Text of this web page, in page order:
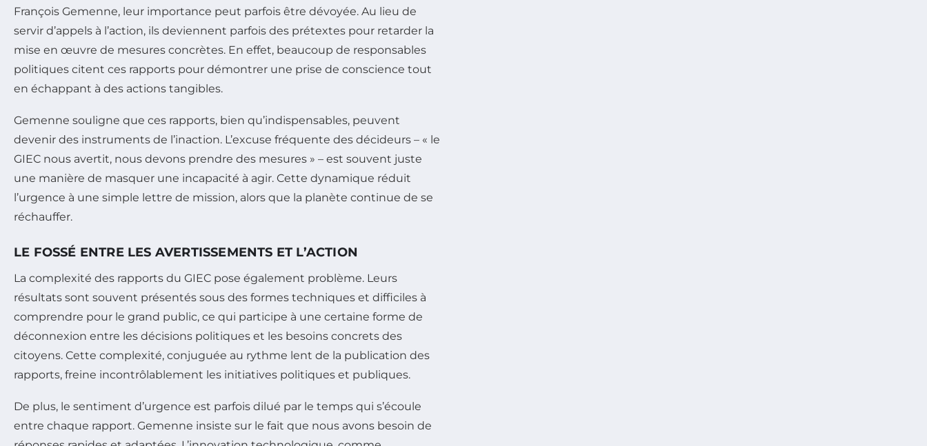
François Gemenne, leur importance peut parfois être dévoyée. Au lieu de
servir d’appels à l’action, ils deviennent parfois des prétextes pour retarder la
mise en œuvre de mesures concrètes. En effet, beaucoup de responsables
politiques citent ces rapports pour démontrer une prise de conscience tout
en échappant à des actions tangibles.
Gemenne souligne que ces rapports, bien qu’indispensables, peuvent
devenir des instruments de l’inaction. L’excuse fréquente des décideurs – « le
GIEC nous avertit, nous devons prendre des mesures » – est souvent juste
une manière de masquer une incapacité à agir. Cette dynamique réduit
l’urgence à une simple lettre de mission, alors que la planète continue de se
réchauffer.
LE FOSSÉ ENTRE LES AVERTISSEMENTS ET L’ACTION
La complexité des rapports du GIEC pose également problème. Leurs
résultats sont souvent présentés sous des formes techniques et difficiles à
comprendre pour le grand public, ce qui participe à une certaine forme de
déconnexion entre les décisions politiques et les besoins concrets des
citoyens. Cette complexité, conjuguée au rythme lent de la publication des
rapports, freine incontrôlablement les initiatives politiques et publiques.
De plus, le sentiment d’urgence est parfois dilué par le temps qui s’écoule
entre chaque rapport. Gemenne insiste sur le fait que nous avons besoin de